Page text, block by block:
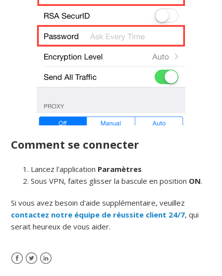
Comment se connecter
Lancez l'application Paramètres
Sous VPN, faites glisser la bascule en position ON.
Si vous avez besoin d'aide supplémentaire, veuillez
contactez notre équipe de réussite client 24/7, qui
serait heureux de vous aider.